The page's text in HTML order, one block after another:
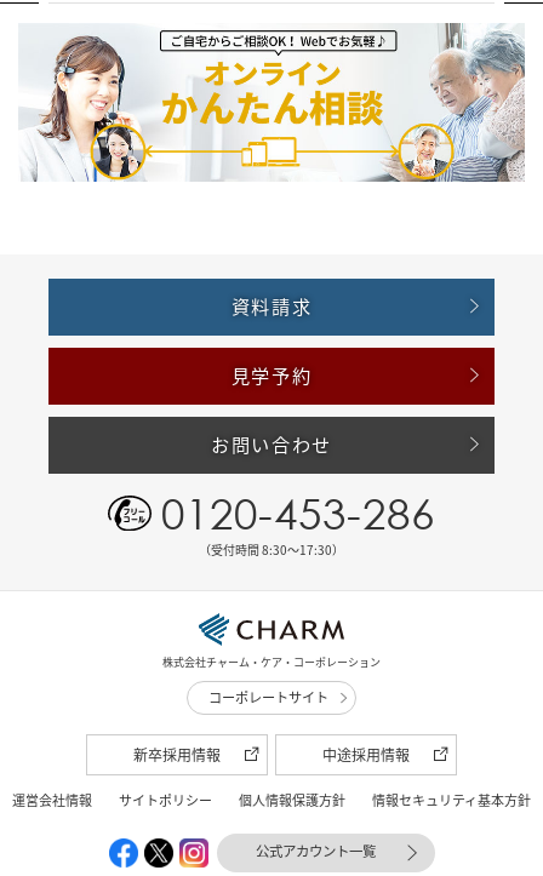
資料請求
見学予約
お問い合わせ
0120-453-286
（受付時間 8:30〜17:30）
株式会社チャーム・ケア・コーポレーション
コーポレートサイト
新卒採用情報 中途採用情報
運営会社情報 サイトポリシー 個人情報保護方針 情報セキュリティ基本方針
公式アカウント一覧